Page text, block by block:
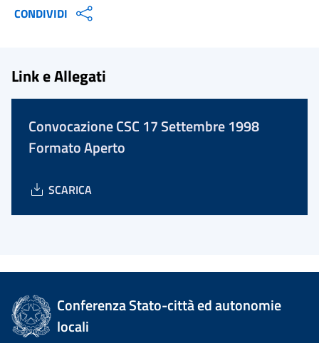
CONDIVIDI
Link e Allegati
Convocazione CSC 17 Settembre 1998
Formato Aperto
SCARICA
Conferenza Stato-città ed autonomie
locali